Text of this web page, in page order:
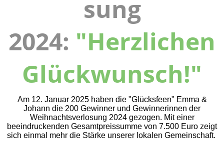
sung
2024: "Herzlichen
Glückwunsch!"
Am 12. Januar 2025 haben die "Glücksfeen" Emma &
Johann die 200 Gewinner und Gewinnerinnen der
Weihnachtsverlosung 2024 gezogen. Mit einer
beeindruckenden Gesamtpreissumme von 7.500 Euro zeigt
sich einmal mehr die Stärke unserer lokalen Gemeinschaft.